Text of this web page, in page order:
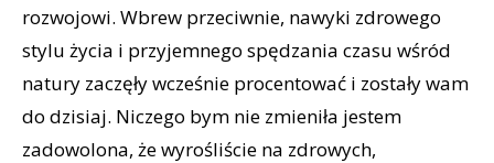
rozwojowi. Wbrew przeciwnie, nawyki zdrowego
stylu życia i przyjemnego spędzania czasu wśród
natury zaczęły wcześnie procentować i zostały wam
do dzisiaj. Niczego bym nie zmieniła jestem
zadowolona, że wyrośliście na zdrowych,